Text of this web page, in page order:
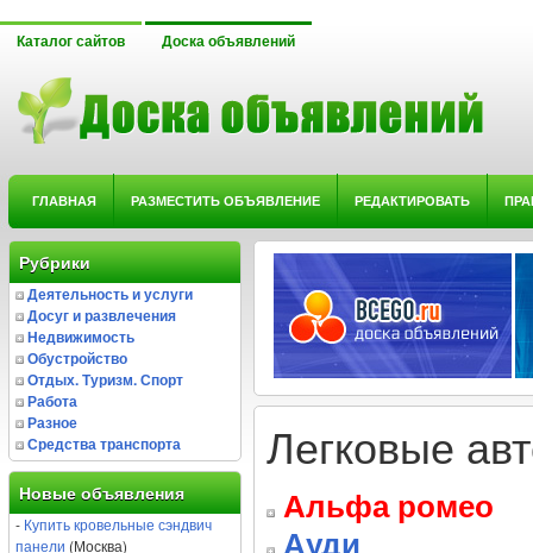
Каталог сайтов Доска объявлений
ГЛАВНАЯ РАЗМЕСТИТЬ ОБЪЯВЛЕНИЕ РЕДАКТИРОВАТЬ
Рубрики
Деятельность и услуги
Досуг и развлечения
Недвижимость
Обустройство
Отдых. Туризм. Спорт
Работа
Разное
Средства транспорта
Новые объявления
- Купить кровельные сэндвич
панели (Москва)
Легковые
Альфа ромео
Ауди